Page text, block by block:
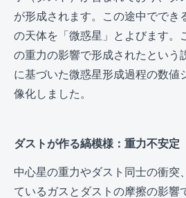
が形成されます。この途中ででき
の天体を「微惑星」とよびます。
の重力の影響で形成されたという
に基づいた微惑星形成過程の数値
像化しました。
ダストが作る縞模様：重力不安定
中心星の重力やダスト同士の衝突
ているガスとダストの摩擦の影響